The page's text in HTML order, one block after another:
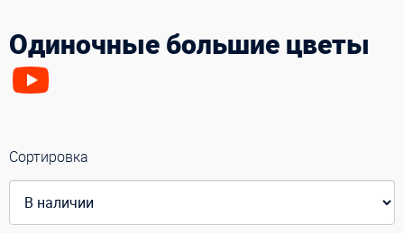
Одиночные большие цветы
Сортировка